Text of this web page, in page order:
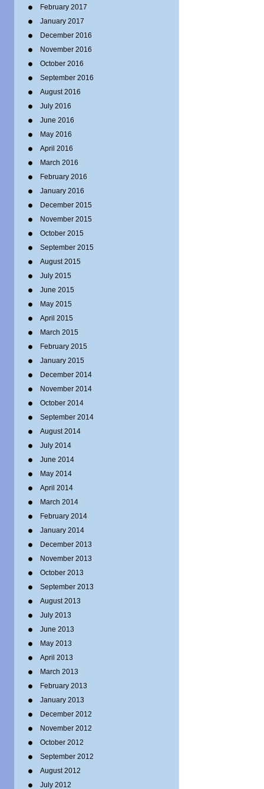
February 2017
January 2017
December 2016
November 2016
October 2016
September 2016
August 2016
July 2016
June 2016
May 2016
April 2016
March 2016
February 2016
January 2016
December 2015
November 2015
October 2015
September 2015
August 2015
July 2015
June 2015
May 2015
April 2015
March 2015
February 2015
January 2015
December 2014
November 2014
October 2014
September 2014
August 2014
July 2014
June 2014
May 2014
April 2014
March 2014
February 2014
January 2014
December 2013
November 2013
October 2013
September 2013
August 2013
July 2013
June 2013
May 2013
April 2013
March 2013
February 2013
January 2013
December 2012
November 2012
October 2012
September 2012
August 2012
July 2012